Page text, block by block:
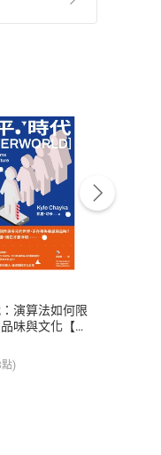
提供之數位
單/退
訂單
演算法如何限
味與文化【電
點)